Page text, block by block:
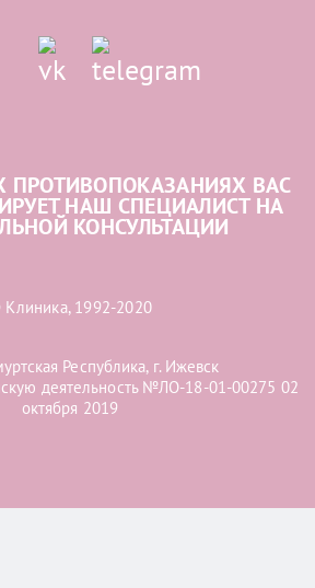
ВАС
НАШ СПЕЦИАЛИСТ НА
КОНСУЛЬТАЦИИ
1992-2020
Республика, г. Ижевск
деятельность №ЛО-18-01-00275 02
октября 2019